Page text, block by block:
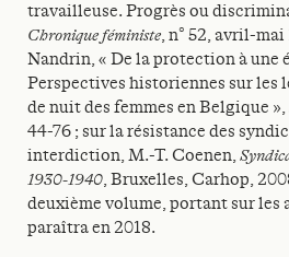
travailleuse. Progrès ou
Chronique féministe, n° 52, avril-mai
Nandrin, « De la protection à une
Perspectives historiennes sur
de nuit des femmes en Belgique »,
44-76 ; sur la résistance des
interdiction, M.-T. Coenen,
1930-1940, Bruxelles, Carhop,
deuxième volume, portant sur les
paraîtra en 2018.